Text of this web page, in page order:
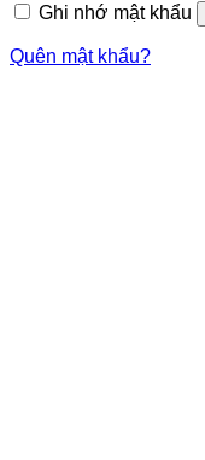
Ghi nhớ mật khẩu
Quên mật khẩu?